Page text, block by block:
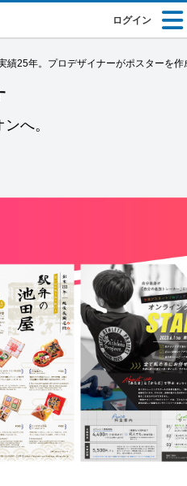
ログイン
績25年。プロデザイナーがポスターを作
へ。